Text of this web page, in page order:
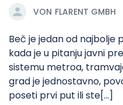
VON FLARENT GMBH
Beč je jedan od najbolje
kada je u pitanju javni
sistemu metroa,
grad je jednostavno,
poseti prvi put ili ste[...]